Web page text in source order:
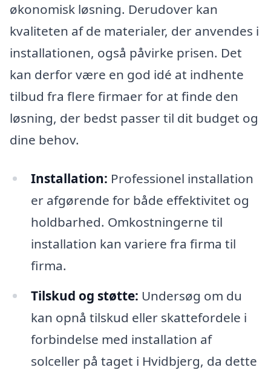
økonomisk løsning. Derudover kan
kvaliteten af de materialer, der anvendes i
installationen, også påvirke prisen. Det
kan derfor være en god idé at indhente
tilbud fra flere firmaer for at finde den
løsning, der bedst passer til dit budget og
dine behov.
Installation: Professionel installation
er afgørende for både effektivitet og
holdbarhed. Omkostningerne til
installation kan variere fra firma til
firma.
Tilskud og støtte: Undersøg om du
kan opnå tilskud eller skattefordele i
forbindelse med installation af
solceller på taget i Hvidbjerg, da dette